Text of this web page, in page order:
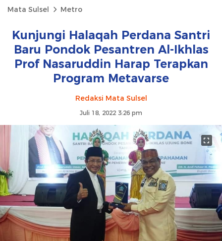
Mata Sulsel Metro
Kunjungi Halaqah Perdana Santri
Baru Pondok Pesantren Al-Ikhlas
Prof Nasaruddin Harap Terapkan
Program Metavarse
Redaksi Mata Sulsel
Juli 18, 2022 3:26 pm